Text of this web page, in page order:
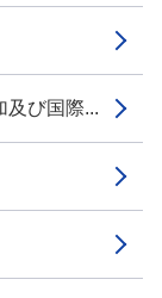
び国際...